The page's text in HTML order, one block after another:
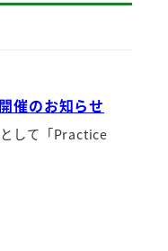
催のお知らせ
して「Practice